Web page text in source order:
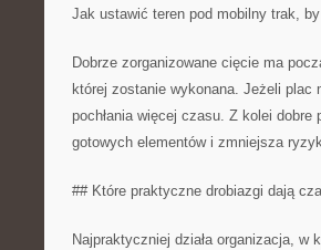
Jak ustawić teren pod mobilny trak,
Dobrze zorganizowane cięcie ma
której zostanie wykonana. Jeżeli plac
pochłania więcej czasu. Z kolei dobre
gotowych elementów i zmniejsza
## Które praktyczne drobiazgi dają
Najpraktyczniej działa organizacja,